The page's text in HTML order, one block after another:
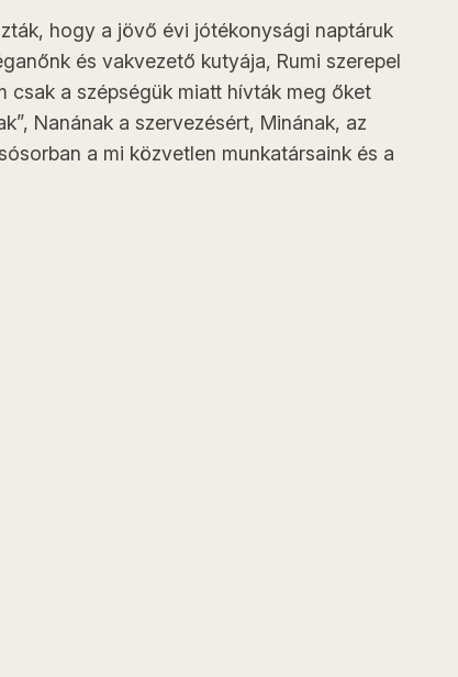
hogy a jövő évi jótékonysági naptáruk
és vakvezető kutyája, Rumi szerepel
a szépségük miatt hívták meg őket
Nanának a szervezésért, Minának, az
a mi közvetlen munkatársaink és a